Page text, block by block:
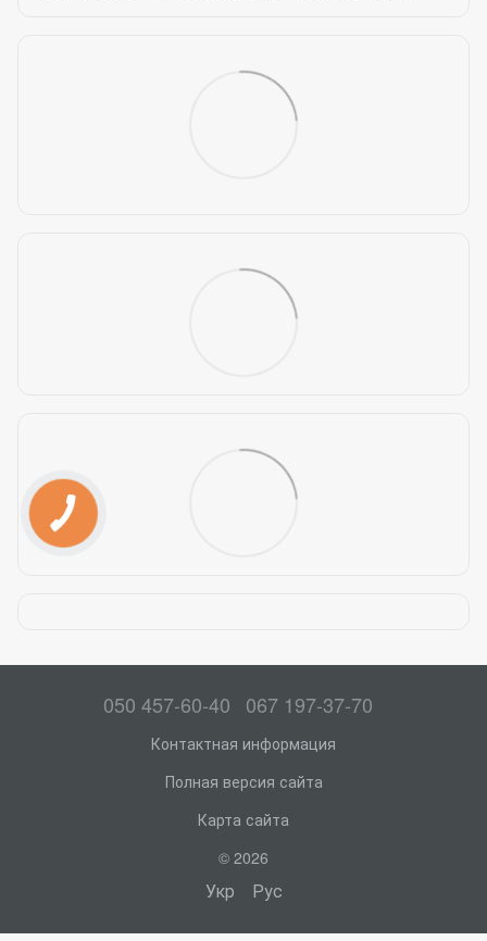
050 457-60-40 067 197-37-70
Контактная информация
Полная версия сайта
Карта сайта
© 2026
Укр Рус